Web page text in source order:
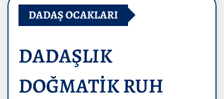
DADAŞ OCAKLARI
DADAŞLIK
DOĞMATİK RUH